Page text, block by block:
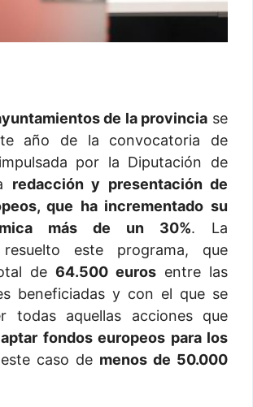
de la provincia se
año de la convocatoria de
por la Diputación de
redacción y presentación de
que ha incrementado su
más de un 30%. La
este programa, que
de 64.500 euros entre las
beneficiadas y con el que se
todas aquellas acciones que
fondos europeos para los
caso de menos de 50.000